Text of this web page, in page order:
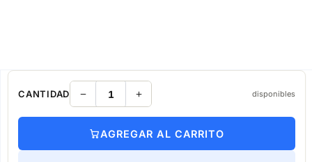
CANTIDAD disponibles
AGREGAR AL CARRITO